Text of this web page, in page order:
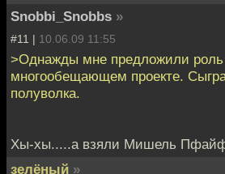
Snobbi_Snobbs »
#11 | 10.06.09 11:55
>Однажды мне предложили
многообещающем проекте.
полуволка.
Хы-хы.....а взяли Мишель
зелёный »